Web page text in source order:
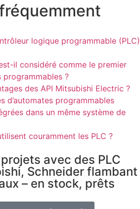
logique programmable (PLC)
il considéré comme le premier
?
des API Mitsubishi Electric ?
d’automates programmables
dans un même système de
couramment les PLC ?
avec des PLC
Schneider flambant
– en stock, prêts